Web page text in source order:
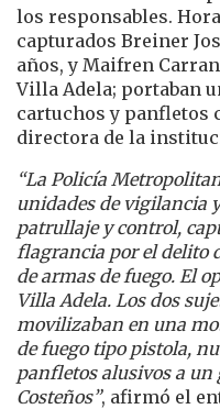
los responsables.
capturados Breiner
años, y Maifren
Villa Adela; portaban
cartuchos y panfletos
directora de la
“La Policía
unidades de vigilancia
patrullaje y control,
flagrancia por el delito
de armas de fuego. El
Villa Adela. Los dos
movilizaban en una
de fuego tipo pistola,
panfletos alusivos a
Costeños”, afirmó el